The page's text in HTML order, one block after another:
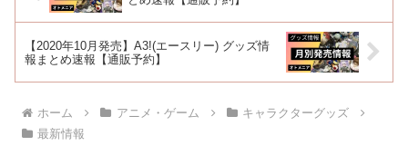
【2020年10月発売】A3!(エースリー) グッズ情
報まとめ速報【通販予約】
ホーム アニメ・ゲーム
キャラクターグッズ
最新情報